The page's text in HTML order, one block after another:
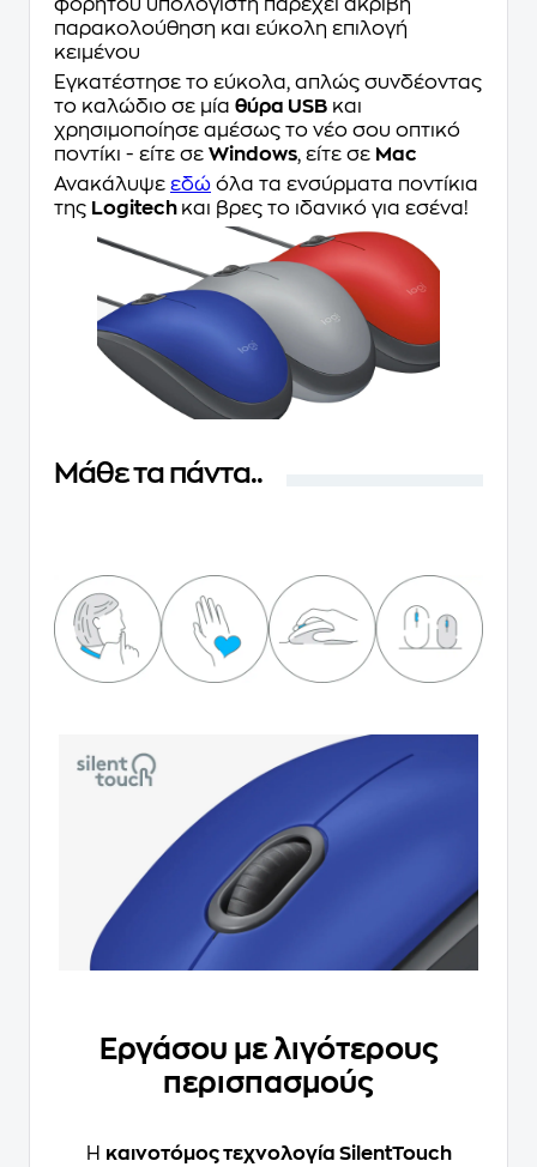
φορητού υπολογιστή παρέχει ακριβή
παρακολούθηση και εύκολη επιλογή
κειμένου
Εγκατέστησε το εύκολα, απλώς συνδέοντας
το καλώδιο σε μία θύρα USB και
χρησιμοποίησε αμέσως το νέο σου οπτικό
ποντίκι - είτε σε Windows, είτε σε Mac
Ανακάλυψε εδώ όλα τα ενσύρματα ποντίκια
της Logitech και βρες το ιδανικό για εσένα!
Μάθε τα πάντα..
Εργάσου με λιγότερους
περισπασμούς
Η καινοτόμος τεχνολογία SilentTouch